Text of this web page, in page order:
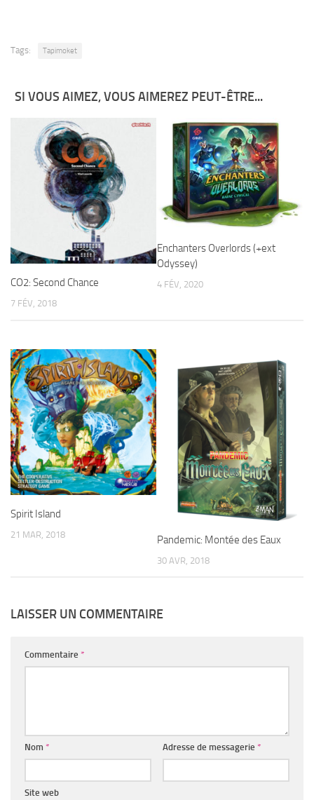
Tags: Tapimoket
SI VOUS AIMEZ, VOUS AIMEREZ PEUT-ÊTRE...
CO2: Second Chance
7 FÉV, 2018
Enchanters Overlords (+ext
Odyssey)
4 FÉV, 2020
Spirit Island
21 MAR, 2018 Pandemic: Montée des Eaux
30 AVR, 2018
LAISSER UN COMMENTAIRE
Commentaire *
Nom * Adresse de messagerie *
Site web